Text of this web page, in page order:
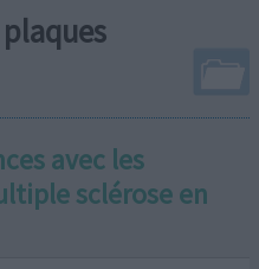
avec les
sclérose en